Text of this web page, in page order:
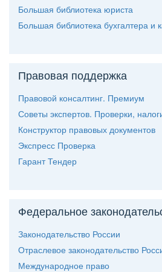
Большая библиотека юриста
Большая библиотека бухгалтера и
Правовая поддержка
Правовой консалтинг. Премиум
Советы экспертов. Проверки,
Конструктор правовых документо
Экспресс Проверка
Гарант Тендер
Федеральное
Законодательство России
Отраслевое законодательство
Международное право